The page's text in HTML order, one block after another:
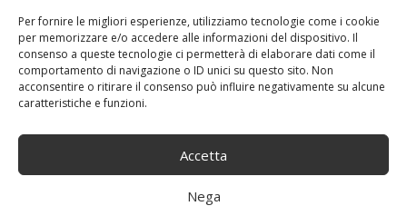
Per fornire le migliori esperienze, utilizziamo tecnologie come i cookie
per memorizzare e/o accedere alle informazioni del dispositivo. Il
consenso a queste tecnologie ci permetterà di elaborare dati come il
comportamento di navigazione o ID unici su questo sito. Non
acconsentire o ritirare il consenso può influire negativamente su alcune
caratteristiche e funzioni.
Accetta
Nega
15 Ottobre 2021 redazione
3PMSF,5x1143,75x17,Argento,brillante,con,FSL,
Integrali , Pirelli,R17,ruote,Skandic, SottoZero,
Winter
Categories: Shop
Articoli recenti
Assicurazione auto e sostituzione lunotto: le cose